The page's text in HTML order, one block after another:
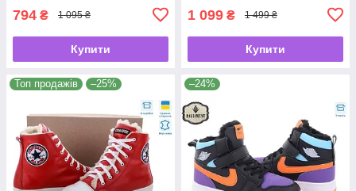
794 ₴ 1 095 ₴
Купити
1 099 ₴ 1 499 ₴
Купити
Топ продажів –25% –24%